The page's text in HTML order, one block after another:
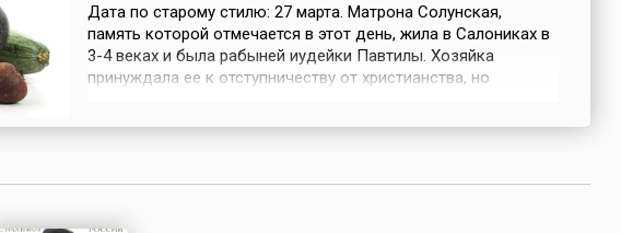
Дата по старому стилю: 27 марта. Матрона Солунская,
память которой отмечается в этот день, жила в Салониках в
3-4 веках и была рабыней иудейки Павтилы. Хозяйка
принуждала ее к отступничеству от христианства, но